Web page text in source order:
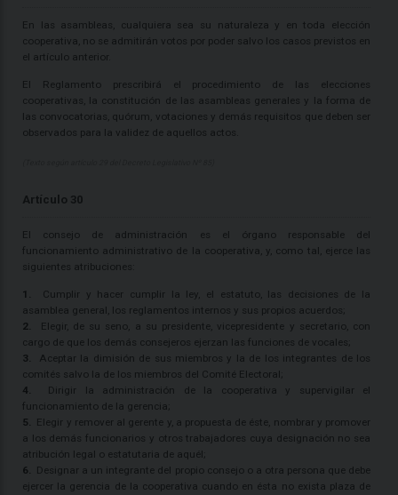
En las asambleas, cualquiera sea su naturaleza y en toda elección
cooperativa, no se admitirán votos por poder salvo los casos previstos en
el artículo anterior.
El Reglamento prescribirá el procedimiento de las elecciones
cooperativas, la constitución de las asambleas generales y la forma de
las convocatorias, quórum, votaciones y demás requisitos que deben ser
observados para la validez de aquellos actos.
Artículo 30
El consejo de administración es el órgano responsable del
funcionamiento administrativo de la cooperativa, y, como tal, ejerce las
siguientes atribuciones:
1. Cumplir y hacer cumplir la ley, el estatuto, las decisiones de la
asamblea general, los reglamentos internos y sus propios acuerdos;
2. Elegir, de su seno, a su presidente, vicepresidente y secretario, con
cargo de que los demás consejeros ejerzan las funciones de vocales;
3. Aceptar la dimisión de sus miembros y la de los integrantes de los
comités salvo la de los miembros del Comité Electoral;
4. Dirigir la administración de la cooperativa y supervigilar el
funcionamiento de la gerencia;
5. Elegir y remover al gerente y, a propuesta de éste, nombrar y promover
a los demás funcionarios y otros trabajadores cuya designación no sea
atribución legal o estatutaria de aquél;
6. Designar a un integrante del propio consejo o a otra persona que debe
ejercer la gerencia de la cooperativa cuando en ésta no exista plaza de